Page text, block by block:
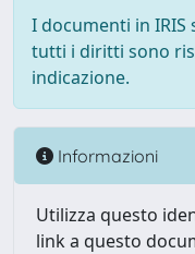
I documenti in
tutti i diritti sono
indicazione.
Informazioni
Utilizza questo
link a questo